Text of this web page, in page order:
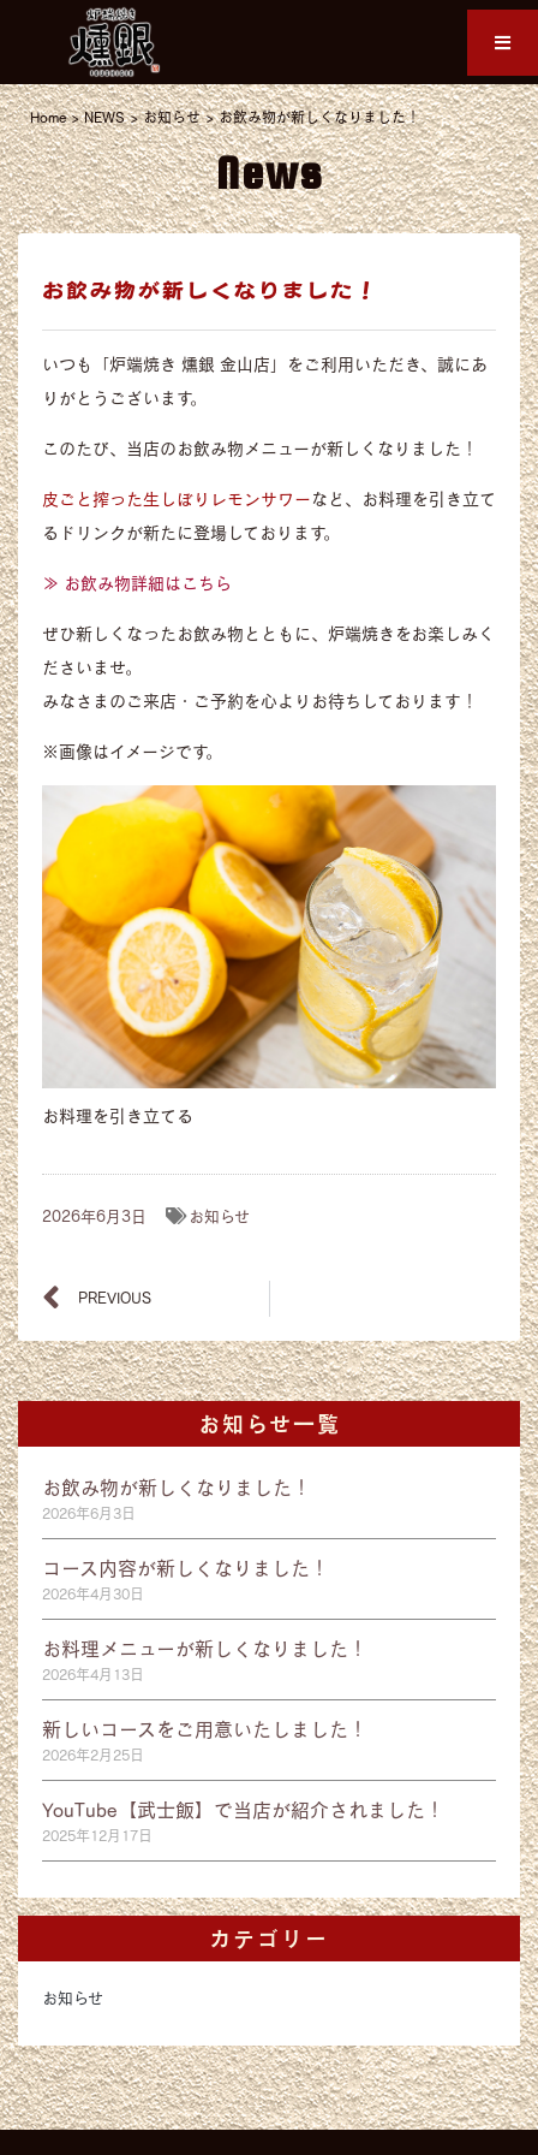
Home>NEWS>お知らせ>お飲み物が新しくなりました！
News
お飲み物が新しくなりました！
いつも「炉端焼き 燻銀 金山店」をご利用いただき、誠にあ
りがとうございます。
このたび、当店のお飲み物メニューが新しくなりました！
皮ごと搾った生しぼりレモンサワーなど、お料理を引き立て
るドリンクが新たに登場しております。
≫ お飲み物詳細はこちら
ぜひ新しくなったお飲み物とともに、炉端焼きをお楽しみく
ださいませ。
みなさまのご来店・ご予約を心よりお待ちしております！
※画像はイメージです。
お料理を引き立てる
2026年6月3日 お知らせ
PREVIOUS
お知らせ一覧
お飲み物が新しくなりました！
2026年6月3日
コース内容が新しくなりました！
2026年4月30日
お料理メニューが新しくなりました！
2026年4月13日
新しいコースをご用意いたしました！
2026年2月25日
YouTube【武士飯】で当店が紹介されました！
2025年12月17日
カテゴリー
お知らせ